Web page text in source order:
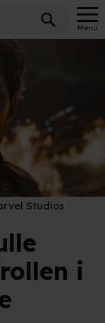
Menu
Studios
i